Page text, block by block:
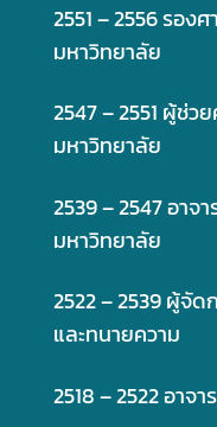
2551 – 2556 รอ
มหาวิทยาลัย
2547 – 2551 ผู้ช่
มหาวิทยาลัย
2539 – 2547 อา
มหาวิทยาลัย
2522 – 2539 ผู้จั
และทนายความ
2518 – 2522 อาจ